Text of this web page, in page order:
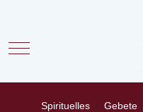
Mobile Menu Toggle
Spirituelles Gebete